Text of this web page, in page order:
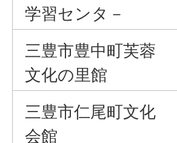
学習センタ－
三豊市豊中町芙蓉
文化の里館
三豊市仁尾町文化
会館